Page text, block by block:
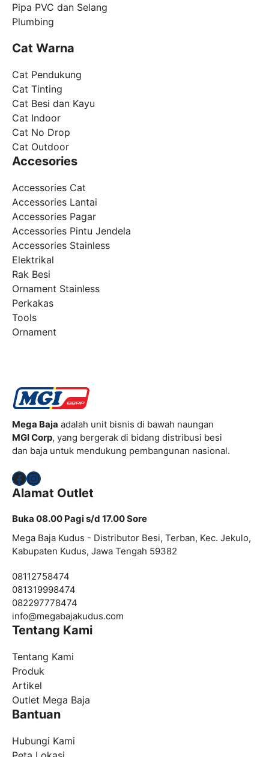
Pipa PVC dan Selang
Plumbing
Cat Warna
Cat Pendukung
Cat Tinting
Cat Besi dan Kayu
Cat Indoor
Cat No Drop
Cat Outdoor
Accesories
Accessories Cat
Accessories Lantai
Accessories Pagar
Accessories Pintu Jendela
Accessories Stainless
Elektrikal
Rak Besi
Ornament Stainless
Perkakas
Tools
Ornament
Mega Baja adalah unit bisnis di bawah naungan
MGI Corp, yang bergerak di bidang distribusi besi
dan baja untuk mendukung pembangunan nasional.
Facebook
Instagram
Alamat Outlet
Buka 08.00 Pagi s/d 17.00 Sore
Mega Baja Kudus - Distributor Besi, Terban, Kec. Jekulo,
Kabupaten Kudus, Jawa Tengah 59382
08112758474
081319998474
082297778474
info@megabajakudus.com
Tentang Kami
Tentang Kami
Produk
Artikel
Outlet Mega Baja
Bantuan
Hubungi Kami